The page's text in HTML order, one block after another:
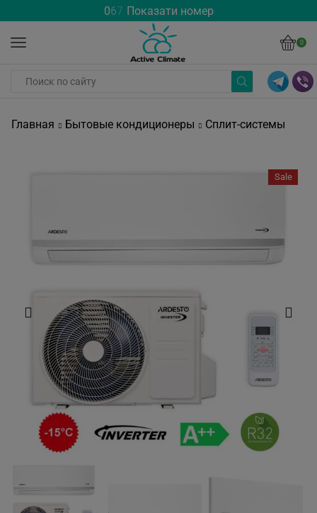
067 Показати номер
0
Главная Бытовые кондиционеры Сплит-системы
Sale